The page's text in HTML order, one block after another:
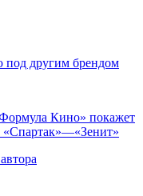
под другим брендом
Кино» покажет
«Спартак»—«Зенит»